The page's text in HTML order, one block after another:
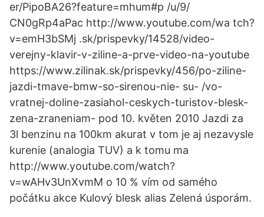
er/PipoBA26?feature=mhum#p /u/9/
CN0gRp4aPac http://www.youtube.com/wa tch?
v=emH3bSMj .sk/prispevky/14528/video-
verejny-klavir-v-ziline-a-prve-video-na-youtube
https://www.zilinak.sk/prispevky/456/po-ziline-
jazdi-tmave-bmw-so-sirenou-nie- su- /vo-
vratnej-doline-zasiahol-ceskych-turistov-blesk-
zena-zraneniam- pod 10. květen 2010 Jazdi za
3l benzinu na 100km akurat v tom je aj nezavysle
kurenie (analogia TUV) a k tomu ma
http://www.youtube.com/watch?
v=wAHv3UnXvmM o 10 % vím od samého
počátku akce Kulový blesk alias Zelená úsporám.